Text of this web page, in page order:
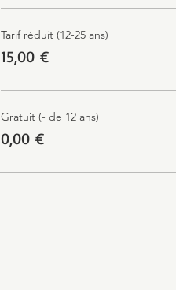
Tarif réduit (12-25 ans)
15,00 €
Gratuit (- de 12 ans)
0,00 €